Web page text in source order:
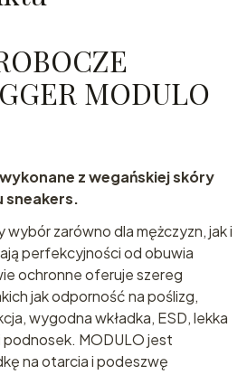
MODULO
z wegańskiej skóry
sneakers.
zarówno dla mężczyzn, jak i
perfekcyjności od obuwia
ochronne oferuje szereg
jak odporność na poślizg,
wygodna wkładka, ESD, lekka
MODULO jest
na otarcia i podeszwę